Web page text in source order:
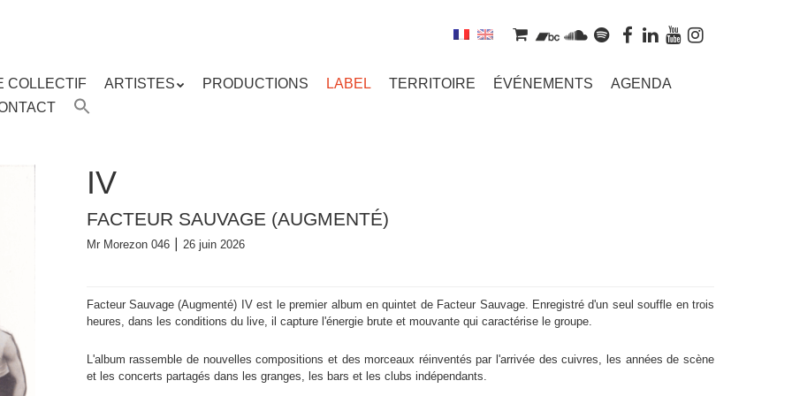
COLLECTIF ARTISTES PRODUCTIONS LABEL TERRITOIRE ÉVÉNEMENTS
AGENDA
IV
FACTEUR SAUVAGE (AUGMENTÉ)
Mr Morezon 046 ⎮ 26 juin 2026
Facteur Sauvage (Augmenté) IV est le premier album en quintet de Facteur Sauvage. Enregistré d'un seul souffle en trois
heures, dans les conditions du live, il capture l'énergie brute et mouvante qui caractérise le groupe.
L'album rassemble de nouvelles compositions et des morceaux réinventés par l'arrivée des cuivres, les années de scène
et les concerts partagés dans les granges, les bars et les clubs indépendants.